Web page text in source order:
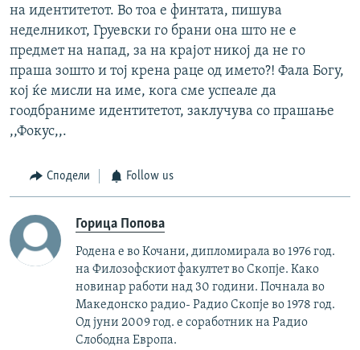
на идентитетот. Во тоа е финтата, пишува
неделникот, Груевски го брани она што не е
предмет на напад, за на крајот никој да не го
праша зошто и тој крена раце од името?! Фала Богу,
кој ќе мисли на име, кога сме успеале да
гоодбраниме идентитетот, заклучува со прашање
,,Фокус,,.
Сподели Follow us
Горица Попова
Родена е во Кочани, дипломирала во 1976 год.
на Филозофскиот факултет во Скопје. Како
новинар работи над 30 години. Почнала во
Македонско радио- Радио Скопје во 1978 год.
Од јуни 2009 год. е соработник на Радио
Слободна Европа.